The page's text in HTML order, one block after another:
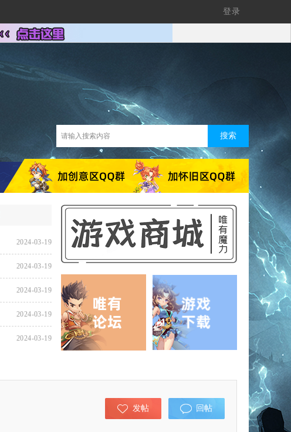
登录
搜索
2024-03-19
2024-03-19
2024-03-19
2024-03-19
2024-03-19
发帖 回帖